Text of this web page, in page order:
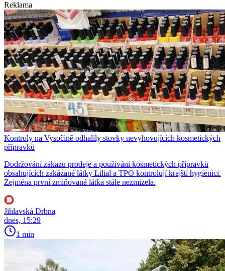
Reklama
Kontroly na Vysočině odhalily stovky nevyhovujících kosmetických
přípravků
Dodržování zákazu prodeje a používání kosmetických přípravků
obsahujících zakázané látky Lilial a TPO kontrolují krajští hygienici.
Zejména první zmiňovaná látka stále nezmizela.
Jihlavská Drbna
dnes, 15:29
1 min